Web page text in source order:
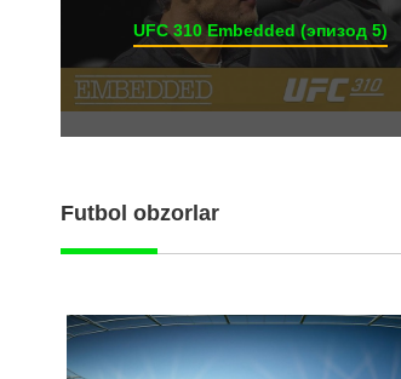
UFC 310 Embedded (эпизод 5)
Futbol obzorlar